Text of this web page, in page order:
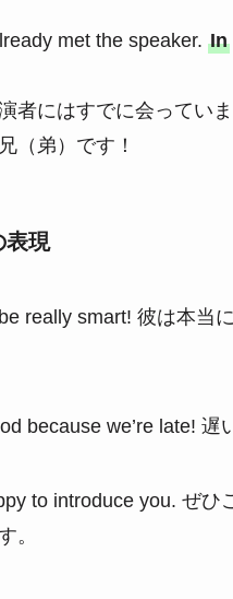
met the speaker. In
者にはすでに会っていま
（弟）です！
表現
really smart! 彼は本当
because we’re late! 遅
to introduce you. ぜひ
。